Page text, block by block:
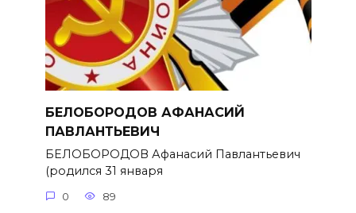
БЕЛОБОРОДОВ АФАНАСИЙ
ПАВЛАНТЬЕВИЧ
БЕЛОБОРОДОВ Афанасий Павлантьевич
(родился 31 января
0 89